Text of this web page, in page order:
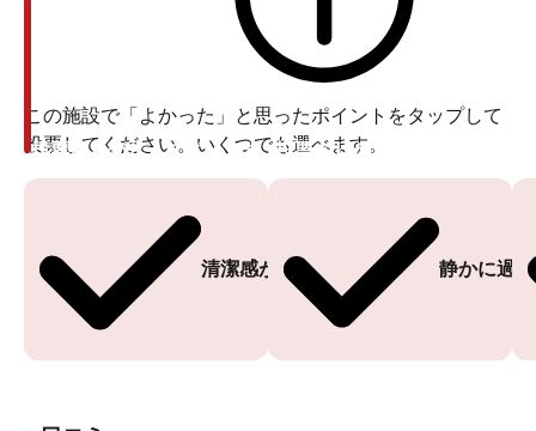
この施設で「よかった」と思ったポイントをタップして
投票してください。いくつでも選べます。
清潔感がある
投票ありがとうございます
静かに過
投票ありがとうございます